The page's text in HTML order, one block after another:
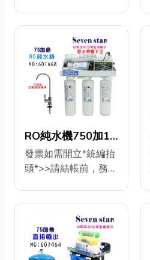
桶)NO:601721【【七
星淨水】
品名:家用400加RO純
水機**面板+骨架/304
不銹鋼** 304白鐵鵝
頸龍頭** **贈送安全
斷水閥 *** 更換濾心/
維護機器>安裝圖索取
>永久免費專業技術咨
詢
ID>@s0937323592
+購貨號:601245年份
>870元 第一道：PP5
微米濾心 第二道：壓
縮炭柱活性炭濾心 第
三道：壓縮炭柱活性
炭濾心 第四道：直接
RO純水機750加10
吋濾心全自動水質
偵測TDS顯示台灣
製造
NO:601455【七星
發票如需開立*統編抬
頭*>>請結帳前，務必
質顯示TDS-RO純水
機 更換濾心/維護機器
>安裝圖索取>永久免